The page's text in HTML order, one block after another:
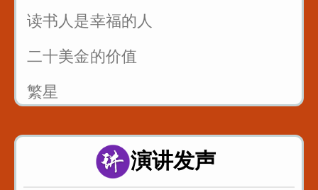
读书人是幸福的人
二十美金的价值
繁星
演讲发声